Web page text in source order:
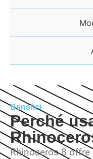
Benefici
Perché
Rhinoceros 8 offre